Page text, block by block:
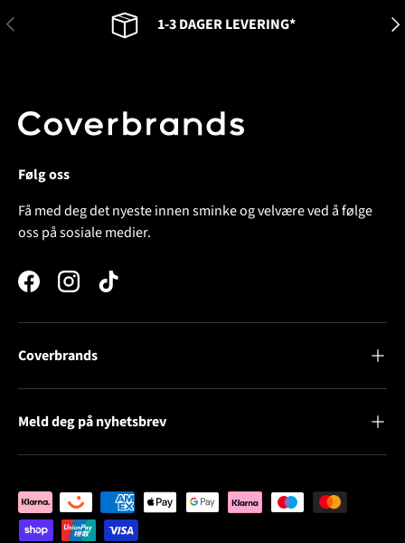
FORRIGE 1-3 DAGER LEVERING*
Følg oss
Få med deg det nyeste innen sminke og velvære ved å følge
oss på sosiale medier.
FacebookInstagramTikTok
Coverbrands
Meld deg på nyhetsbrev
Betalingsløsninger